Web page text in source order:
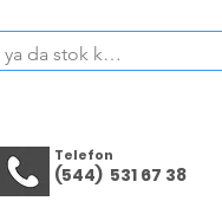
Telefon
(544) 531 67 38